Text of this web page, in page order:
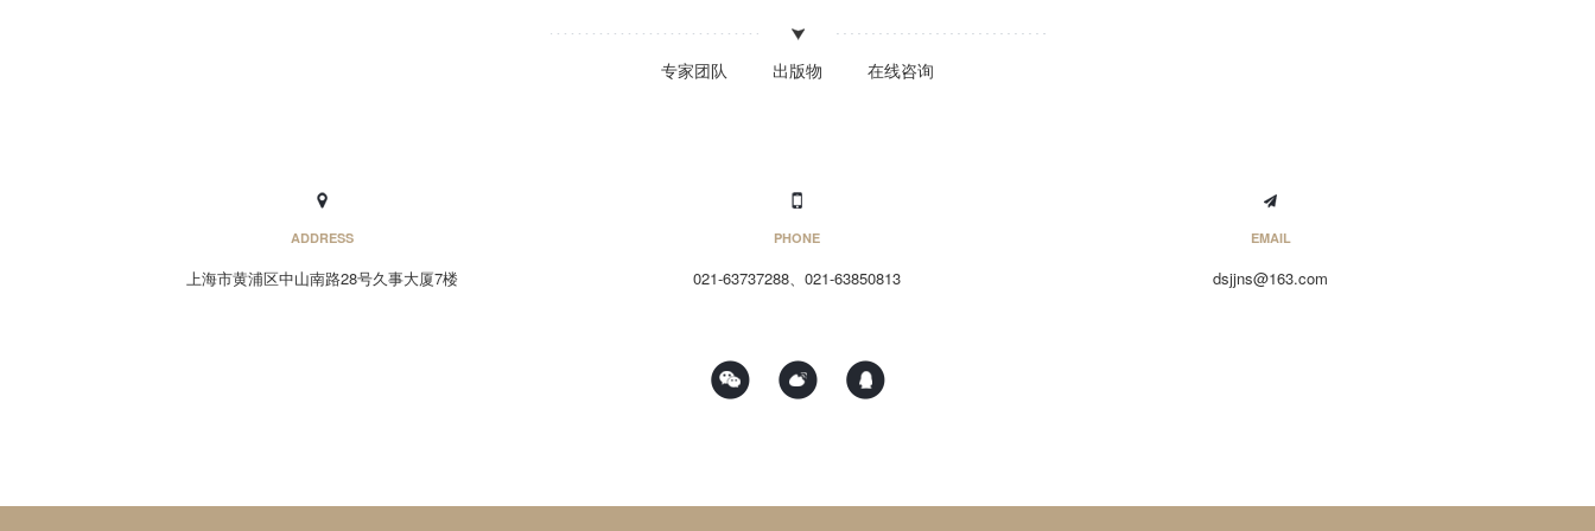
专家团队 出版物 在线咨询
ADDRESS
上海市黄浦区中山南路28号久事大厦7楼
PHONE
021-63737288、021-63850813
EMAIL
dsjjns@163.com